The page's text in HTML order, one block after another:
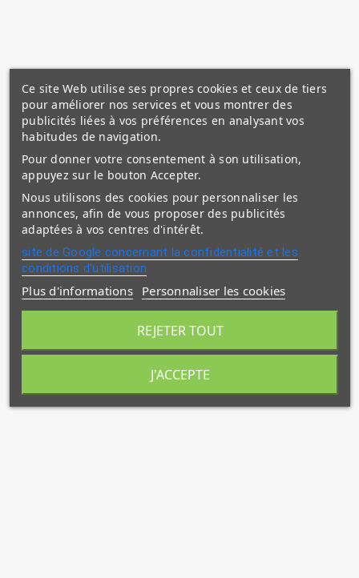
Ce site Web utilise ses propres cookies et ceux de tiers
pour améliorer nos services et vous montrer des
publicités liées à vos préférences en analysant vos
habitudes de navigation.
Pour donner votre consentement à son utilisation,
appuyez sur le bouton Accepter.
Nous utilisons des cookies pour personnaliser les
annonces, afin de vous proposer des publicités
adaptées à vos centres d'intérêt.
site de Google concernant la confidentialité et les
conditions d'utilisation
Plus d'informations Personnaliser les cookies
REJETER TOUT
J'ACCEPTE